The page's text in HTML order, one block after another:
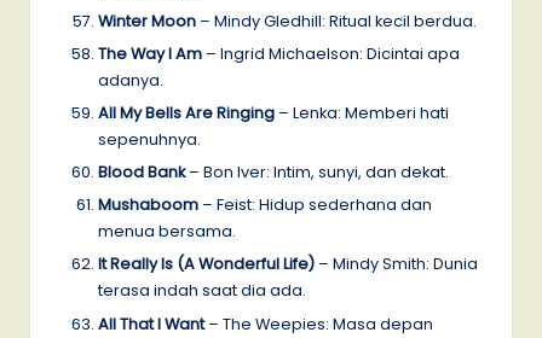
Winter Moon – Mindy Gledhill: Ritual kecil berdua.
The Way I Am – Ingrid Michaelson: Dicintai apa
adanya.
All My Bells Are Ringing – Lenka: Memberi hati
sepenuhnya.
Blood Bank– Bon Iver: Intim, sunyi, dan dekat.
Mushaboom – Feist: Hidup sederhana dan
menua bersama.
It Really Is (A Wonderful Life) – Mindy Smith: Dunia
terasa indah saat dia ada.
All That I Want– The Weepies: Masa depan